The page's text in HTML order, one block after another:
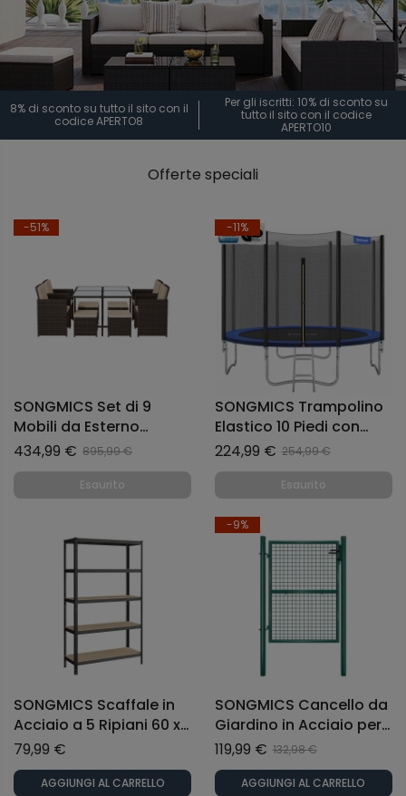
8% di sconto su tutto il sito con il
codice APERTO8
Per gli iscritti: 10% di sconto su
tutto il sito con il codice
APERTO10
Offerte speciali
-51%
SONGMICS Set di 9
Mobili da Esterno
Tavolo da Pranzo e
Sedie con Cuscini
Marrone e Beige
434,99 € 895,99 €
Esaurito
-11%
SONGMICS Trampolino
Elastico 10 Piedi con
Rete di Recinto
Tappeto Protettivo
Certificato
224,99 € 254,99 €
Esaurito
SONGMICS Scaffale in
Acciaio a 5 Ripiani 60 x
120 x 200 cm per
Grigio
79,99 €
AGGIUNGI AL CARRELLO
-9%
SONGMICS Cancello da
Giardino in Acciaio per
Recinzione con
Verde
119,99 € 132,98 €
AGGIUNGI AL CARRELLO